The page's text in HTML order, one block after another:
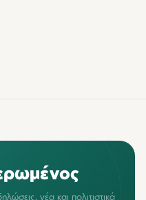
νέα και πολιτιστικά